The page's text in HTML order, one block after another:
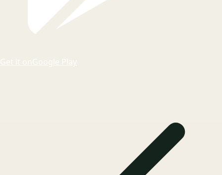
Get it onGoogle Play